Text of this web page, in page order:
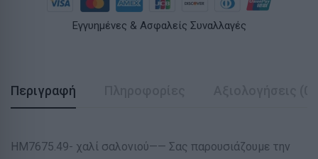
Εγγυημένες & Ασφαλείς Συναλλαγές
Περιγραφή
ΗΜ7675.49- χαλί σαλονιού—— Σας παρουσιάζουμε την